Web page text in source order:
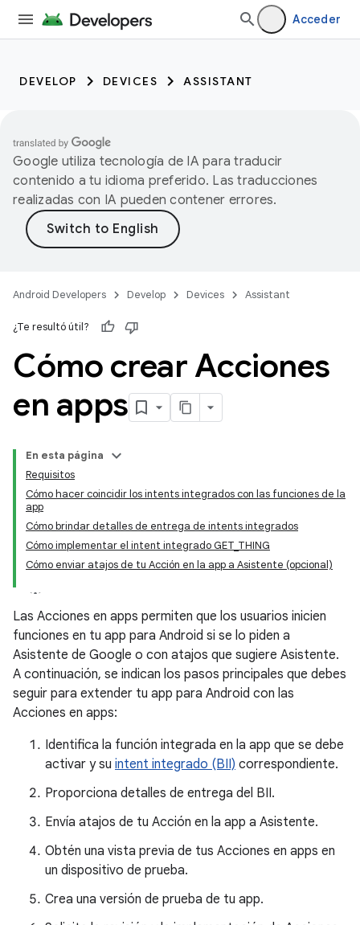
Acceder
DEVELOP DEVICES ASSISTANT
Google utiliza tecnología de IA para traducir
contenido a tu idioma preferido. Las traducciones
realizadas con IA pueden contener errores.
Android Developers Develop Devices Assistant
¿Te resultó útil?
Cómo crear Acciones
en apps
En esta página
Requisitos
Cómo hacer coincidir los intents integrados con las funciones de la
app
Cómo brindar detalles de entrega de intents integrados
Cómo implementar el intent integrado GET_THING
Cómo enviar atajos de tu Acción en la app a Asistente (opcional)
Las Acciones en apps permiten que los usuarios inicien
funciones en tu app para Android si se lo piden a
Asistente de Google o con atajos que sugiere Asistente.
A continuación, se indican los pasos principales que debes
seguir para extender tu app para Android con las
Acciones en apps:
Identifica la función integrada en la app que se debe
activar y su intent integrado (BII) correspondiente.
Proporciona detalles de entrega del BII.
Envía atajos de tu Acción en la app a Asistente.
Obtén una vista previa de tus Acciones en apps en
un dispositivo de prueba.
Crea una versión de prueba de tu app.